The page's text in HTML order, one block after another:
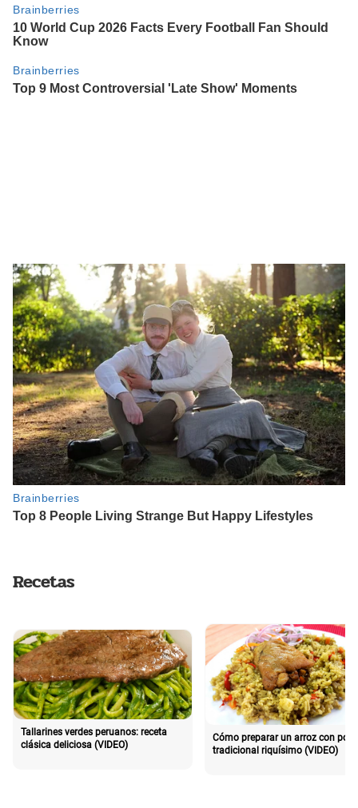
Recetas
Tallarines verdes peruanos: receta
clásica deliciosa (VIDEO)
Cómo preparar un arroz con pollo
tradicional riquísimo (VIDEO)